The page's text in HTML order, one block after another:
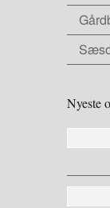
Nyeste